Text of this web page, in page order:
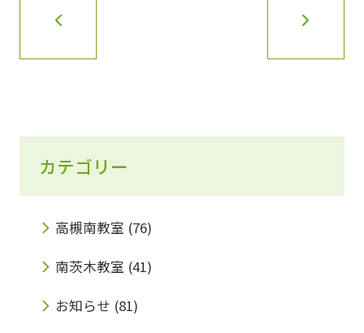
カテゴリー
高槻南教室 (76)
南茨木教室 (41)
お知らせ (81)